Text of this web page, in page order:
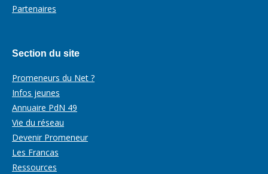
Partenaires
Section du site
Promeneurs du Net ?
Infos jeunes
Annuaire PdN 49
Vie du réseau
Devenir Promeneur
Les Francas
Ressources